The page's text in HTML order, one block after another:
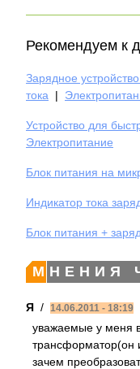
Рекомендуем к
Зарядное
тока
|
Устройство для
Электропитание
Блок питания на
Индикатор тока
Блок питания +
МНЕНИЯ
Я / 14.06.2011 - 18:19
уважаемые у меня
трансформатор(он
зачем